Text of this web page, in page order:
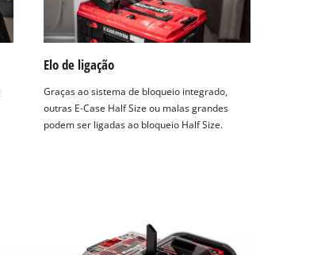
Elo de ligação
Graças ao sistema de bloqueio integrado,
outras E-Case Half Size ou malas grandes
podem ser ligadas ao bloqueio Half Size.